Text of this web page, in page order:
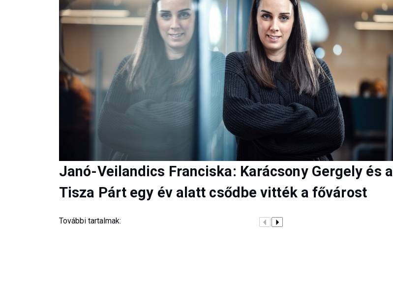
Janó-Veilandics Franciska: Karácsony Gergely és a
Tisza Párt egy év alatt csődbe vitték a fővárost
További tartalmak: